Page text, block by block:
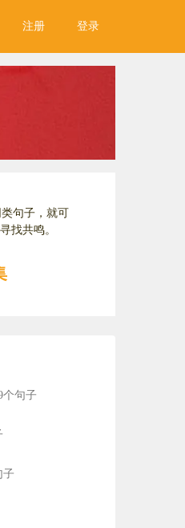
注册 登录
句子，就可
找共鸣。
个句子
子